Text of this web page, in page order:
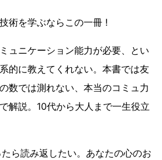
術を学ぶならこの一冊 !
ュニケーション能力が必要、とい
的に教えてくれない。本書では友
数では測れない、本当のコミュ力
解説。10代から大人まで一生役立
ら読み返したい。あなたの心のお